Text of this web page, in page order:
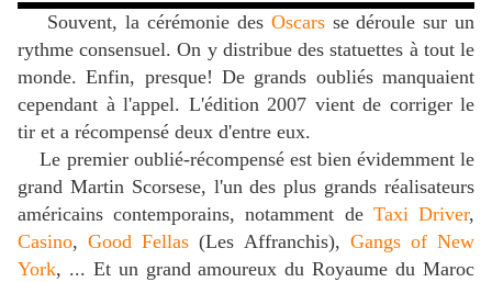
Souvent, la cérémonie des Oscars se déroule sur un
rythme consensuel. On y distribue des statuettes à tout le
monde. Enfin, presque! De grands oubliés manquaient
cependant à l'appel. L'édition 2007 vient de corriger le
tir et a récompensé deux d'entre eux.
Le premier oublié-récompensé est bien évidemment le
grand Martin Scorsese, l'un des plus grands réalisateurs
américains contemporains, notamment de Taxi Driver,
Casino,Good Fellas (Les Affranchis), Gangs of New
York, ... Et un grand amoureux du Royaume du Maroc